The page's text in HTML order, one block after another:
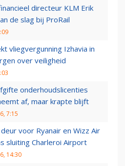
directeur KLM Erik
de slag bij ProRail
vliegvergunning Izhavia in
over veiligheid
onderhoudslicenties
af, maar krapte blijft
7:15
voor Ryanair en Wizz Air
sluiting Charleroi Airport
14:30